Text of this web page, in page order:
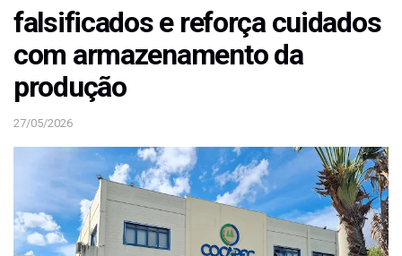
falsificados e reforça cuidados
com armazenamento da
produção
27/05/2026